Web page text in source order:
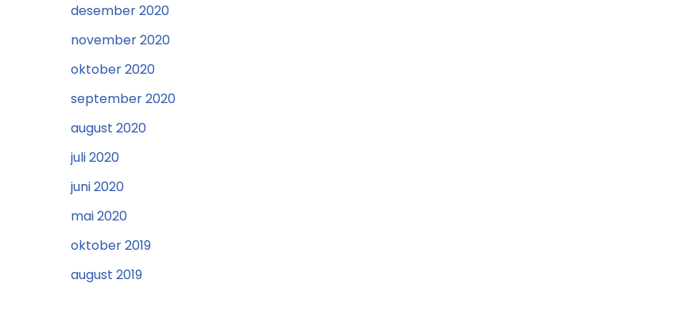
desember 2020
november 2020
oktober 2020
september 2020
august 2020
juli 2020
juni 2020
mai 2020
oktober 2019
august 2019